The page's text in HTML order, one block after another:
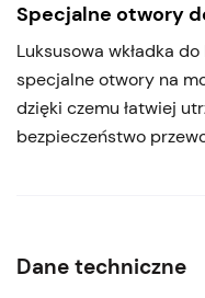
Specjalne otwory
Luksusowa wkładka
specjalne otwory na
dzięki czemu łatwiej
bezpieczeństwo
Dane techniczne